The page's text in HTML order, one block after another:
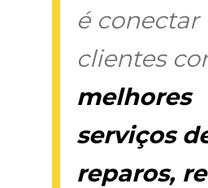
é conectar
clientes
melhores
serviços
reparos,